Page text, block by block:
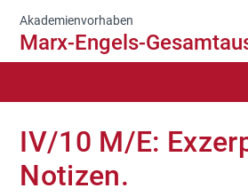
Akademienvorhaben
Marx-Engels-
PROJEKTBESCHREIBUNG
IV/10 M/E:
Notizen.